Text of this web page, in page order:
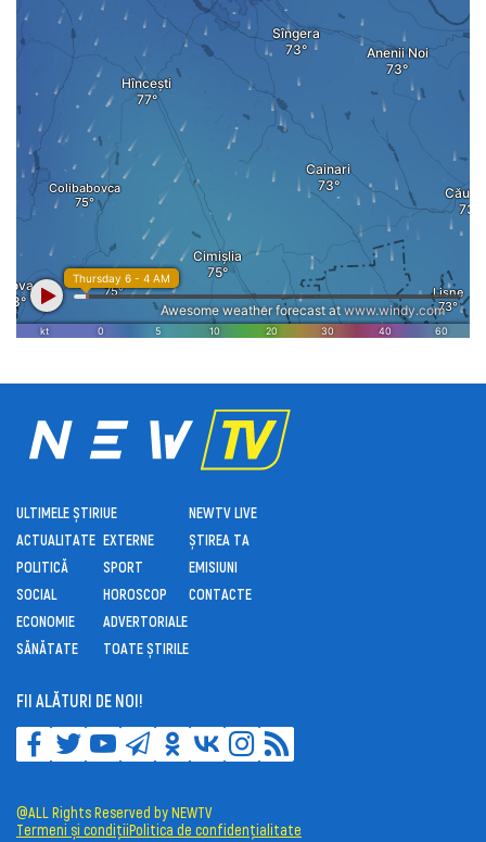
ULTIMELE ȘTIRI
ACTUALITATE
POLITICĂ
SOCIAL
ECONOMIE
SĂNĂTATE
UE
EXTERNE
SPORT
HOROSCOP
ADVERTORIALE
TOATE ȘTIRILE
NEWTV LIVE
ȘTIREA TA
EMISIUNI
CONTACTE
FII ALĂTURI DE NOI!
@ALL Rights Reserved by NEWTV
Termeni și condițiiPolitica de confidențialitate